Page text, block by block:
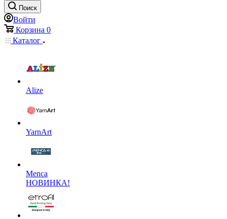
Поиск
Войти
Корзина 0
Каталог
Alize
YarnArt
Menca
НОВИНКА!